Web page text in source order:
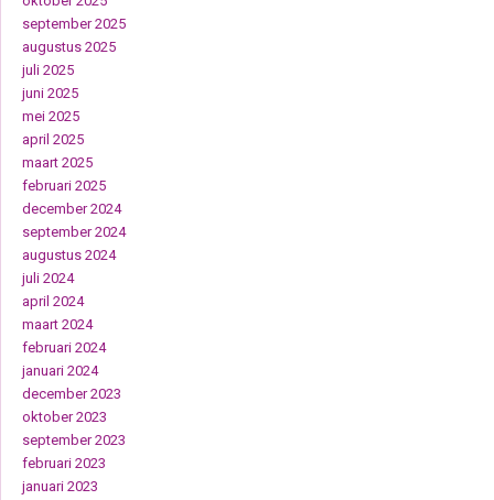
september 2025
augustus 2025
juli 2025
juni 2025
mei 2025
april 2025
maart 2025
februari 2025
december 2024
september 2024
augustus 2024
juli 2024
april 2024
maart 2024
februari 2024
januari 2024
december 2023
oktober 2023
september 2023
februari 2023
januari 2023